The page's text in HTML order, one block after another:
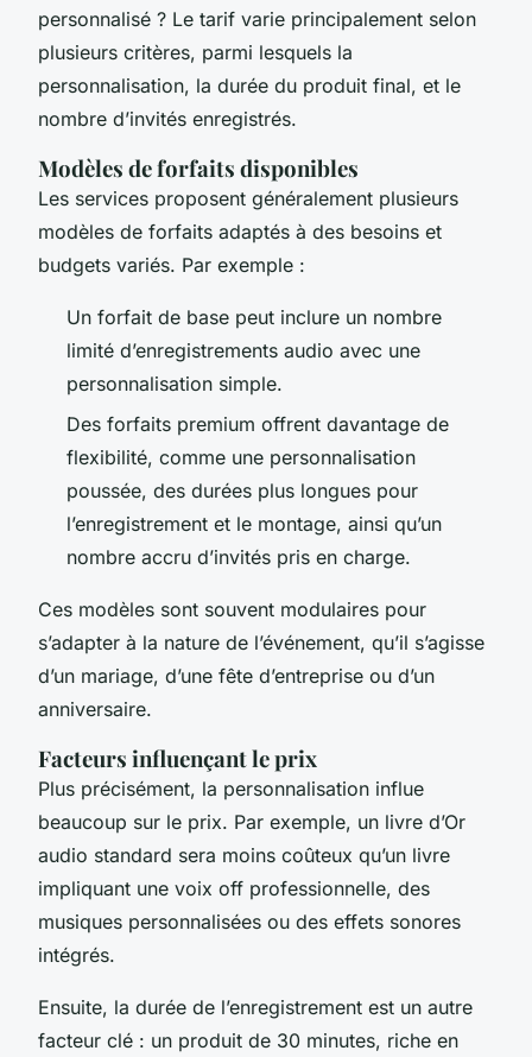
personnalisé ? Le tarif varie principalement selon
plusieurs critères, parmi lesquels la
personnalisation, la durée du produit final, et le
nombre d’invités enregistrés.
Modèles de forfaits disponibles
Les services proposent généralement plusieurs
modèles de forfaits adaptés à des besoins et
budgets variés. Par exemple :
Un forfait de base peut inclure un nombre
limité d’enregistrements audio avec une
personnalisation simple.
Des forfaits premium offrent davantage de
flexibilité, comme une personnalisation
poussée, des durées plus longues pour
l’enregistrement et le montage, ainsi qu’un
nombre accru d’invités pris en charge.
Ces modèles sont souvent modulaires pour
s’adapter à la nature de l’événement, qu’il s’agisse
d’un mariage, d’une fête d’entreprise ou d’un
anniversaire.
Facteurs influençant le prix
Plus précisément, la personnalisation influe
beaucoup sur le prix. Par exemple, un livre d’Or
audio standard sera moins coûteux qu’un livre
impliquant une voix off professionnelle, des
musiques personnalisées ou des effets sonores
intégrés.
Ensuite, la durée de l’enregistrement est un autre
facteur clé : un produit de 30 minutes, riche en